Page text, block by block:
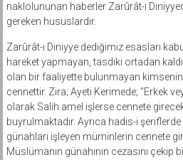
naklolununan haberler Zarûrât-ı
gereken hususlardır.
Zarûrât-ı Diniyye dediğimiz esasları
hareket yapmayan, tasdiki ortadan
olan bir faaliyette bulunmayan
cennettir. Zira; Ayeti Kerimede; “Erkek
olarak Salih amel işlerse cennete
buyrulmaktadır. Ayrıca hadis-i şeriflerde
günahları işleyen müminlerin cennete
Müslümanın günahının cezasını